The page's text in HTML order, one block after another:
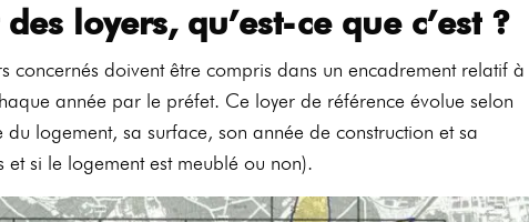
loyers, qu’est-ce que c’est ?
concernés doivent être compris dans un encadrement relatif à
année par le préfet. Ce loyer de référence évolue selon
du logement, sa surface, son année de construction et sa
si le logement est meublé ou non).